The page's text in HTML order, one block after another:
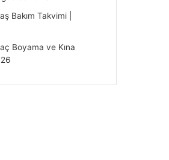
Bakım Takvimi |
Boyama ve Kına